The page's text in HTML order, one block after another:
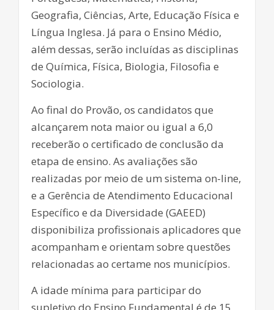
Geografia, Ciências, Arte, Educação Física e
Língua Inglesa. Já para o Ensino Médio,
além dessas, serão incluídas as disciplinas
de Química, Física, Biologia, Filosofia e
Sociologia.
Ao final do Provão, os candidatos que
alcançarem nota maior ou igual a 6,0
receberão o certificado de conclusão da
etapa de ensino. As avaliações são
realizadas por meio de um sistema on-line,
e a Gerência de Atendimento Educacional
Específico e da Diversidade (GAEED)
disponibiliza profissionais aplicadores que
acompanham e orientam sobre questões
relacionadas ao certame nos municípios.
A idade mínima para participar do